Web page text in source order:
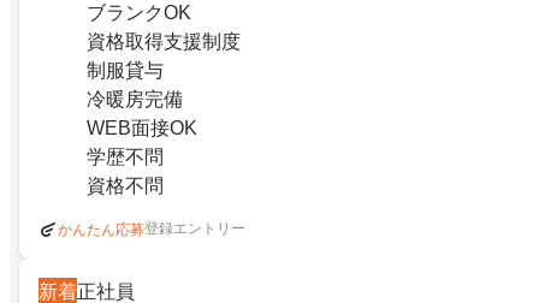
ブランクOK
資格取得支援制度
制服貸与
冷暖房完備
WEB面接OK
学歴不問
資格不問
かんたん応募登録エントリー
新着正社員